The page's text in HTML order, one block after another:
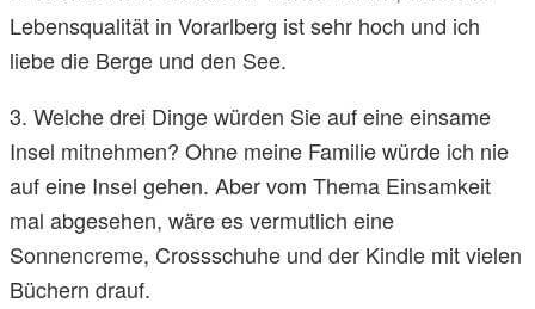
Lebensqualität in Vorarlberg ist sehr hoch und ich
liebe die Berge und den See.
3. Welche drei Dinge würden Sie auf eine einsame
Insel mitnehmen? Ohne meine Familie würde ich nie
auf eine Insel gehen. Aber vom Thema Einsamkeit
mal abgesehen, wäre es vermutlich eine
Sonnencreme, Crossschuhe und der Kindle mit vielen
Büchern drauf.